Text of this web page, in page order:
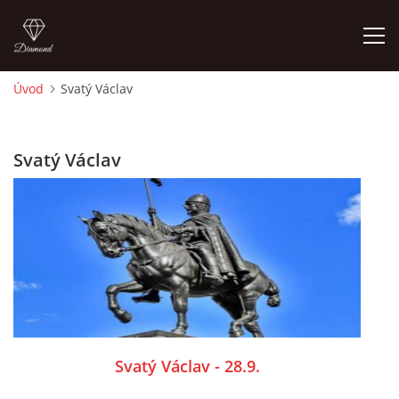
O MĚ
FOTOALBUM
DĚJINY VÝTVARNÉHO UMĚNÍ
NOVINKY ZE ŠKOLSTVÍ 2025
ROČNÍ PLÁN - INSPIRACE /DLE NOVÉHO RVP PV 2025
Úvod Svatý Václav
Svatý Václav
Svatý Václav - 28.9.